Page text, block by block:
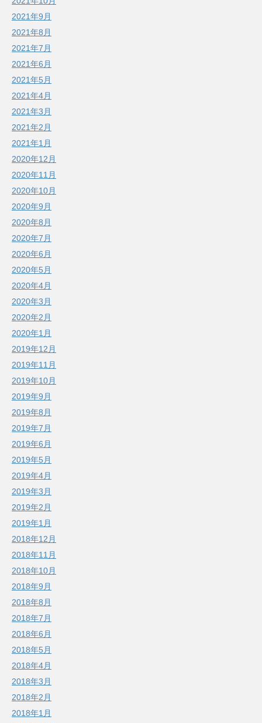
2021年9月
2021年8月
2021年7月
2021年6月
2021年5月
2021年4月
2021年3月
2021年2月
2021年1月
2020年12月
2020年11月
2020年10月
2020年9月
2020年8月
2020年7月
2020年6月
2020年5月
2020年4月
2020年3月
2020年2月
2020年1月
2019年12月
2019年11月
2019年10月
2019年9月
2019年8月
2019年7月
2019年6月
2019年5月
2019年4月
2019年3月
2019年2月
2019年1月
2018年12月
2018年11月
2018年10月
2018年9月
2018年8月
2018年7月
2018年6月
2018年5月
2018年4月
2018年3月
2018年2月
2018年1月